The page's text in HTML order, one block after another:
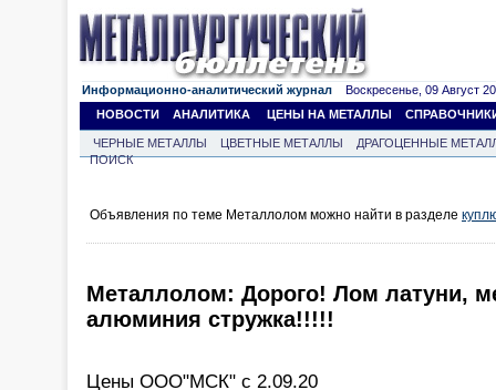
Информационно-аналитический журнал Воскресенье, 09 Август
НОВОСТИ
АНАЛИТИКА ЦЕНЫ НА МЕТАЛЛЫ
ЧЕРНЫЕ МЕТАЛЛЫ ЦВЕТНЫЕ МЕТАЛЛЫ
ДРАГОЦЕННЫЕ
ПОИСК
Объявления по теме Металлолом можно найти в разделе
Металлолом: Дорого! Лом латуни,
алюминия стружка!!!!!
Цены ООО"МСК" с 2.09.20